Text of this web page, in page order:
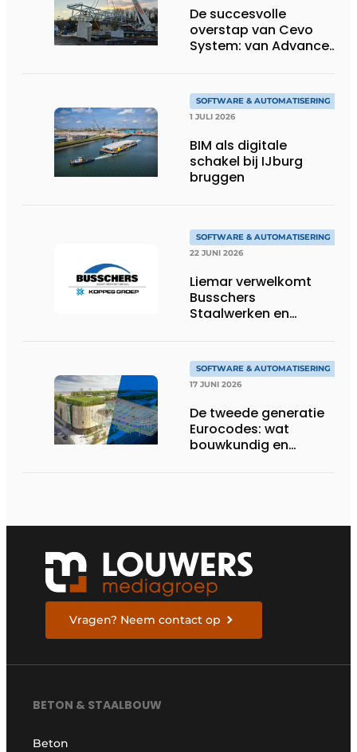
De succesvolle
overstap van Cevo
System: van Advance
SOFTWARE & AUTOMATISERING
1 JULI 2026
BIM als digitale
schakel bij IJburg
bruggen
SOFTWARE & AUTOMATISERING
22 JUNI 2026
Liemar verwelkomt
Busschers
Staalwerken en
SOFTWARE & AUTOMATISERING
17 JUNI 2026
De tweede generatie
Eurocodes: wat
bouwkundig en
Vragen? Neem contact op
BETON & STAALBOUW
Beton